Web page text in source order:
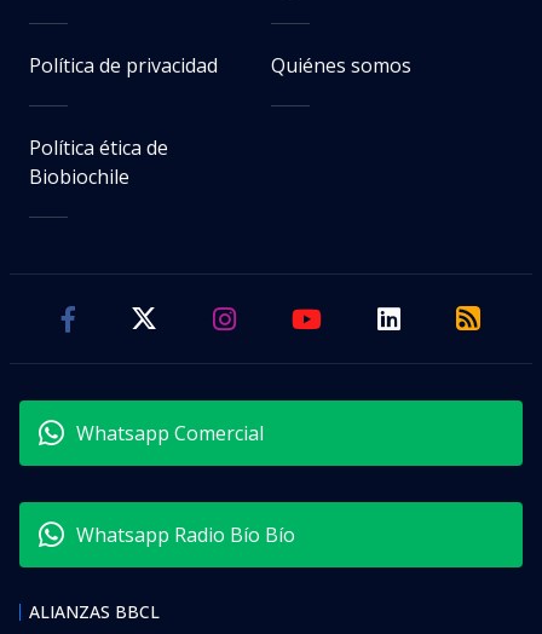
Política de privacidad Quiénes somos
Política ética de
Biobiochile
Whatsapp Comercial
Whatsapp Radio Bío Bío
ALIANZAS BBCL